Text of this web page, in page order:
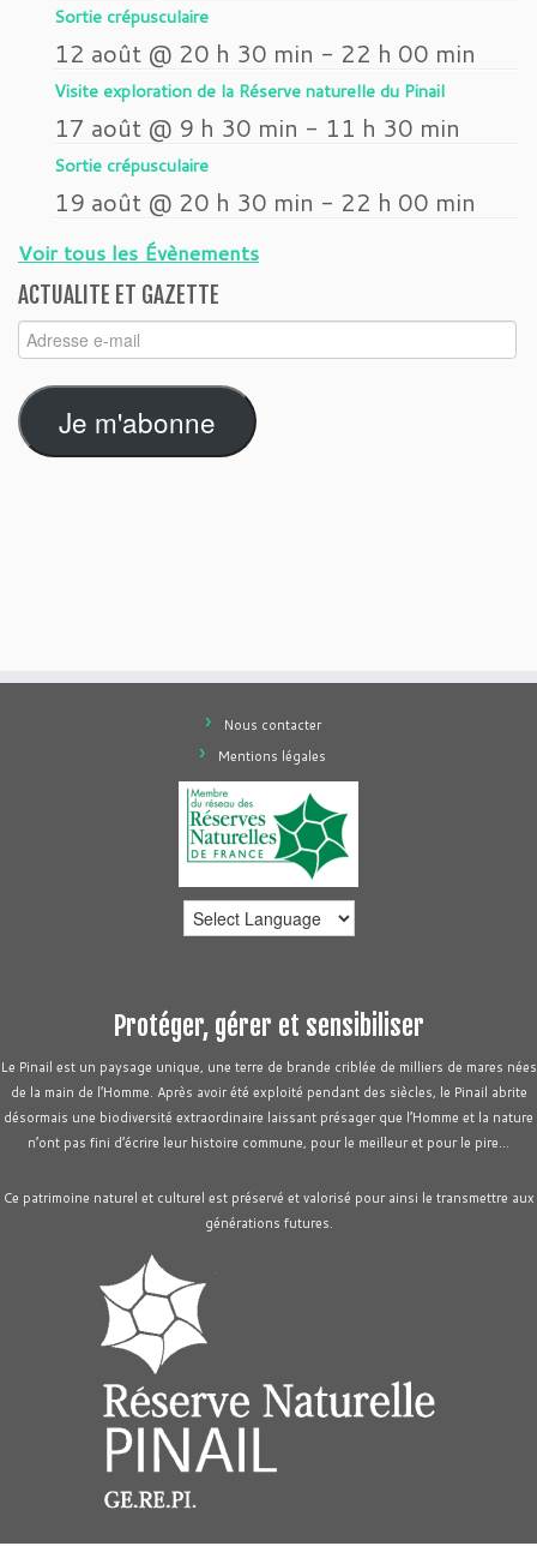
Sortie crépusculaire
12 août @ 20 h 30 min - 22 h 00 min
Visite exploration de la Réserve naturelle du Pinail
17 août @ 9 h 30 min - 11 h 30 min
Sortie crépusculaire
19 août @ 20 h 30 min - 22 h 00 min
Voir tous les Évènements
ACTUALITE ET GAZETTE
Adresse
e-
mail
Je m'abonne
Nous contacter
Mentions légales
Protéger, gérer et sensibiliser
Le Pinail est un paysage unique, une terre de brande criblée de milliers de mares nées
de la main de l’Homme. Après avoir été exploité pendant des siècles, le Pinail abrite
désormais une biodiversité extraordinaire laissant présager que l’Homme et la nature
n’ont pas fini d’écrire leur histoire commune, pour le meilleur et pour le pire…
Ce patrimoine naturel et culturel est préservé et valorisé pour ainsi le transmettre aux
générations futures.